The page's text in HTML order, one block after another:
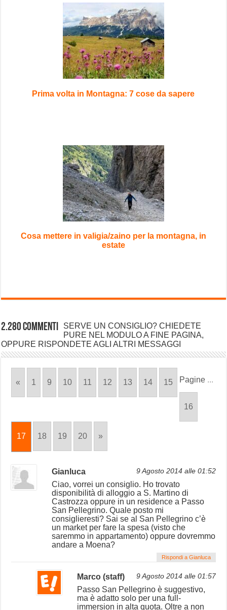
Prima volta in Montagna: 7 cose da sapere
Cosa mettere in valigia/zaino per la montagna, in
estate
2.280 commenti
SERVE UN CONSIGLIO? CHIEDETE
PURE NEL MODULO A FINE PAGINA,
OPPURE RISPONDETE AGLI ALTRI MESSAGGI
Pagine
« 1 ...
9 10 11 12 13 14 15
16
17 18 19 20 »
Gianluca 9 Agosto 2014 alle 01:52
Ciao, vorrei un consiglio. Ho trovato
disponibilità di alloggio a S. Martino di
Castrozza oppure in un residence a Passo
San Pellegrino. Quale posto mi
consiglieresti? Sai se al San Pellegrino c’è
un market per fare la spesa (visto che
saremmo in appartamento) oppure dovremmo
andare a Moena?
Rispondi a Gianluca
Marco (staff) 9 Agosto 2014 alle 01:57
Passo San Pellegrino è suggestivo,
ma è adatto solo per una full-
immersion in alta quota. Oltre a non